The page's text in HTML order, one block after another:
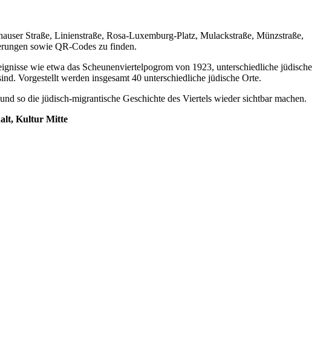
Straße, Linienstraße, Rosa-Luxemburg-Platz, Mulackstraße, Münzstraße,
sowie QR-Codes zu finden.
wie etwa das Scheunenviertelpogrom von 1923, unterschiedliche jüdische
Vorgestellt werden insgesamt 40 unterschiedliche jüdische Orte.
so die jüdisch-migrantische Geschichte des Viertels wieder sichtbar machen.
Kultur Mitte